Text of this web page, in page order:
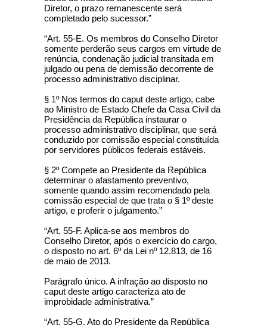
Diretor, o prazo remanescente será
completado pelo sucessor.”
“Art. 55-E. Os membros do Conselho Diretor
somente perderão seus cargos em virtude de
renúncia, condenação judicial transitada em
julgado ou pena de demissão decorrente de
processo administrativo disciplinar.
§ 1º Nos termos do caput deste artigo, cabe
ao Ministro de Estado Chefe da Casa Civil da
Presidência da República instaurar o
processo administrativo disciplinar, que será
conduzido por comissão especial constituída
por servidores públicos federais estáveis.
§ 2º Compete ao Presidente da República
determinar o afastamento preventivo,
somente quando assim recomendado pela
comissão especial de que trata o § 1º deste
artigo, e proferir o julgamento.”
“Art. 55-F. Aplica-se aos membros do
Conselho Diretor, após o exercício do cargo,
o disposto no art. 6º da Lei nº 12.813, de 16
de maio de 2013.
Parágrafo único. A infração ao disposto no
caput deste artigo caracteriza ato de
improbidade administrativa.”
“Art. 55-G. Ato do Presidente da República